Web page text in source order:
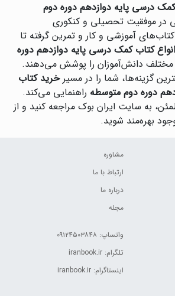
درسی پایه دوازدهم دوره دوم
در موفقیت تحصیلی و کنکوری
آموزشی و کار و تمرین گرفته تا
انواع کتاب کمک درسی پایه دوازدهم دوره
مختلف دانش‌آموزان را پوشش می‌دهند.
گزینه‌ها، شما را در مسیرخرید کتاب
دوره دوم متوسطه راهنمایی می‌کند.
به سایت ایران بوک مراجعه کنید و از
بهره‌مند شوید.
مشاوره
ارتباط با ما
درباره ما
مجله
واتساپ: ۰۹۱۲۴۵۰۳۸۴۸
تلگرام: iranbook.ir
اینستاگرام: iranbook.ir